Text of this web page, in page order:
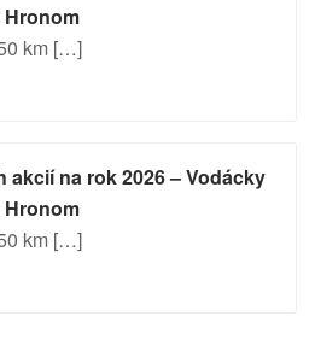
km […]
na rok 2026 – Vodácky
km […]